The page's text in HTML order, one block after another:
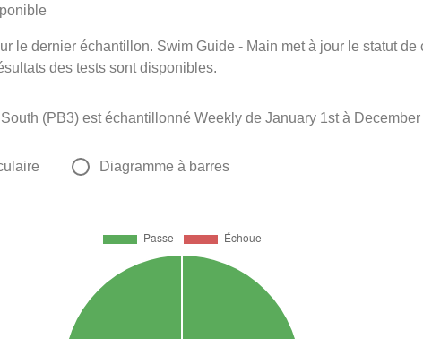
le dernier échantillon. Swim Guide - Main met à jour le statut de
des tests sont disponibles.
(PB3) est échantillonné Weekly de January 1st à December
Diagramme à barres